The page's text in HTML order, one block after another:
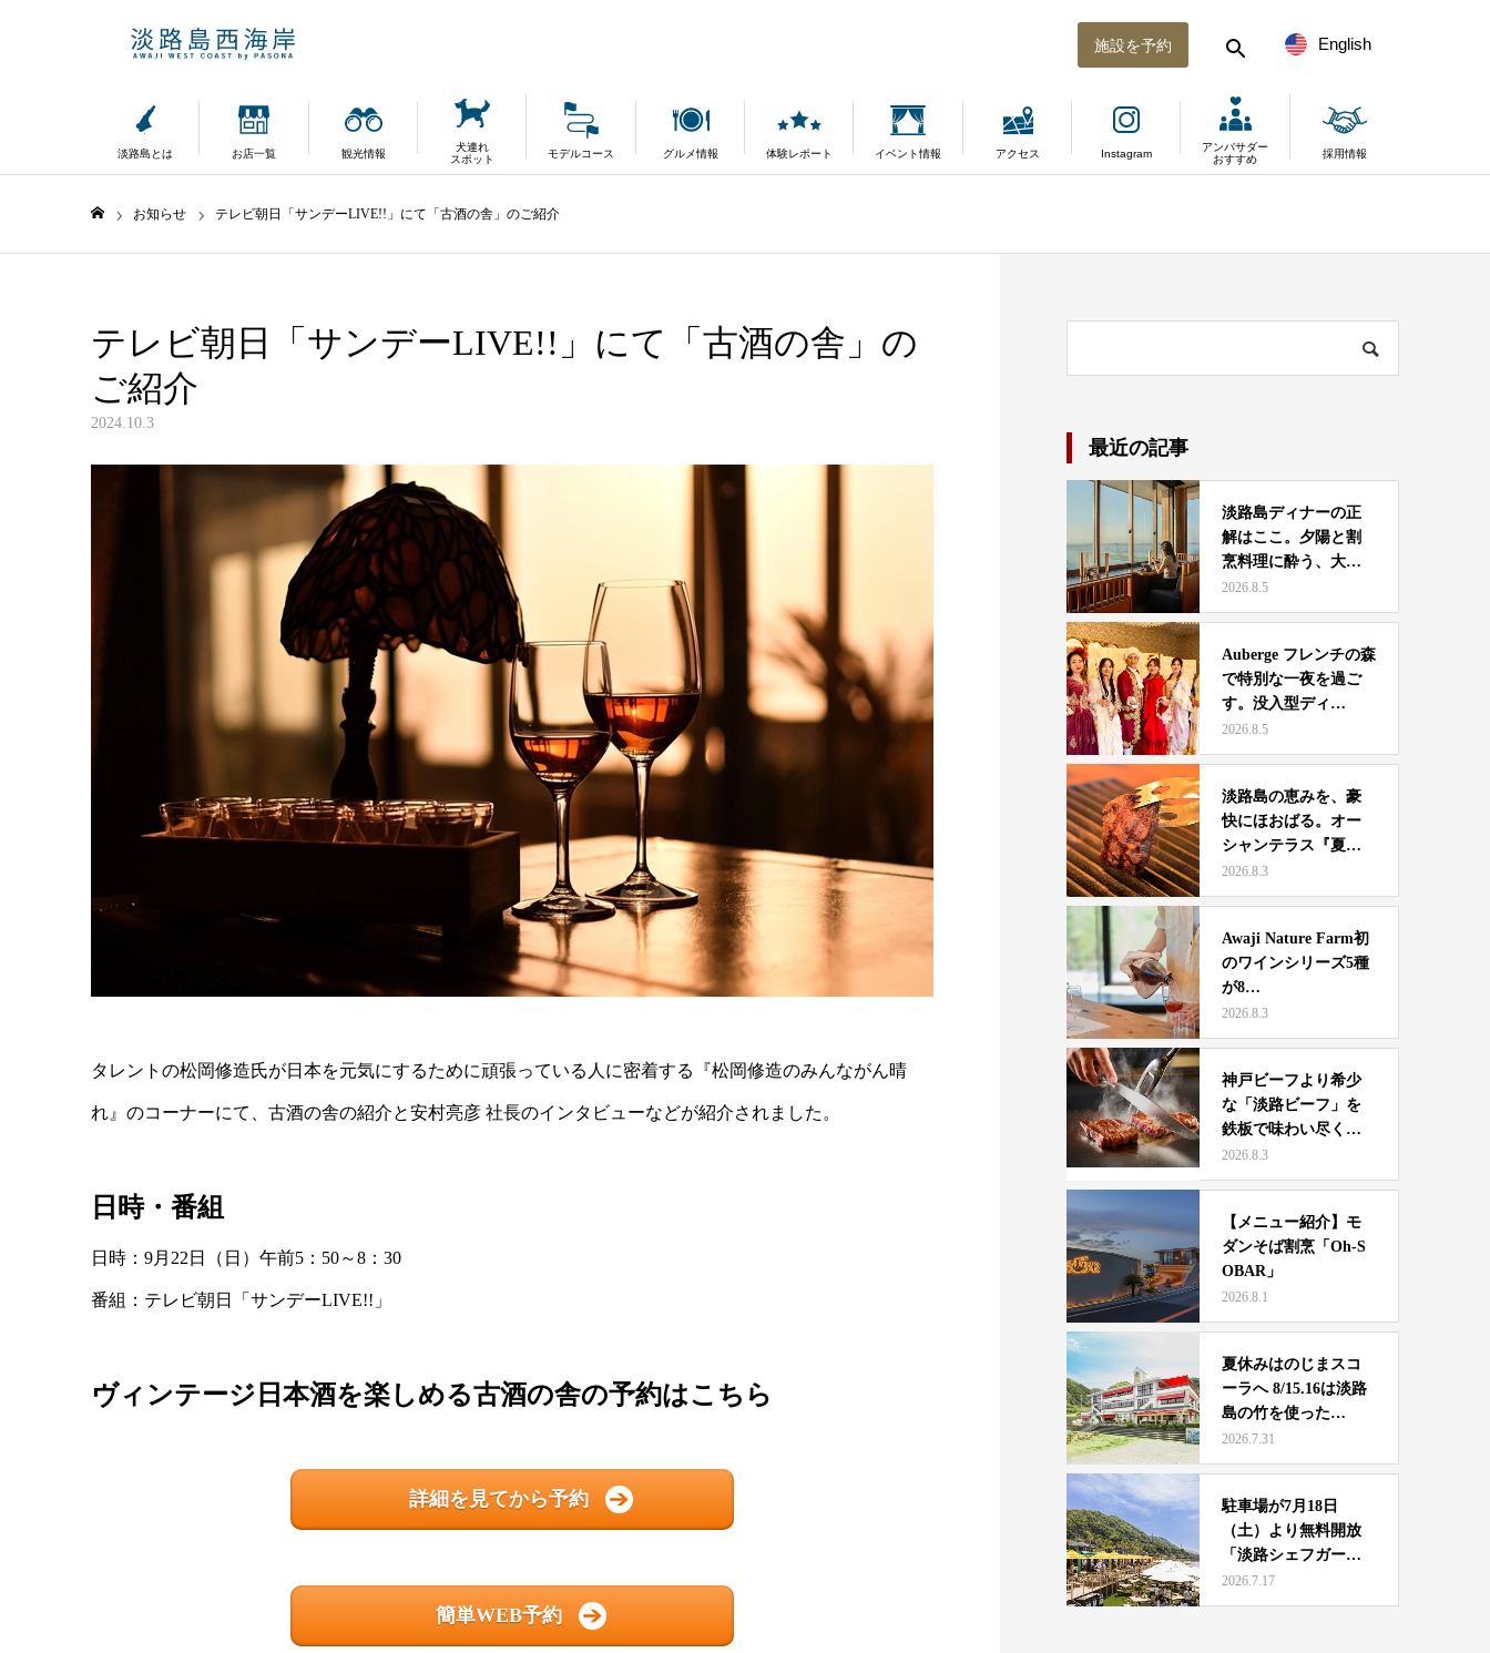
English
施設を予約
淡路島とは お店一覧 観光情報
犬連れ
スポット
モデルコース グルメ情報 体験レポート イベント情報 アクセス Instagram
アンバサダー
おすすめ
採用情報
お知らせ テレビ朝日「サンデーLIVE!!」にて「古酒の舎」のご紹介
テレビ朝日「サンデーLIVE!!」にて「古酒の舎」の
ご紹介
2024.10.3
タレントの松岡修造氏が日本を元気にするために頑張っている人に密着する『松岡修造のみんながん晴
れ』のコーナーにて、古酒の舎の紹介と安村亮彦 社長のインタビューなどが紹介されました。
日時・番組
日時：9月22日（日）午前5：50～8：30
番組：テレビ朝日「サンデーLIVE!!」
ヴィンテージ日本酒を楽しめる古酒の舎の予約はこちら
詳細を見てから予約
簡単WEB予約
最近の記事
淡路島ディナーの正
解はここ。夕陽と割
烹料理に酔う、大人
夫婦の…
2026.8.5
Auberge フレンチの森
で特別な一夜を過ご
す。没入型ディ…
2026.8.5
淡路島の恵みを、豪
快にほおばる。オー
シャンテラス『夏休
み限定…
2026.8.3
Awaji Nature Farm初
のワインシリーズ5種
が8…
2026.8.3
神戸ビーフより希少
な「淡路ビーフ」を
鉄板で味わい尽くす
一日 …
2026.8.3
【メニュー紹介】モ
ダンそば割烹「Oh-S
OBAR」
2026.8.1
夏休みはのじまスコ
ーラへ 8/15.16は淡路
島の竹を使った…
2026.7.31
駐車場が7月18日
（土）より無料開放
「淡路シェフガーデ
ン b…
2026.7.17